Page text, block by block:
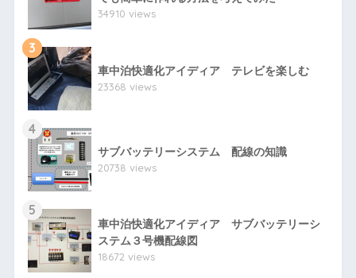
34910 views
3
車中泊快適化アイディア テレビを楽しむ
23368 views
4
サブバッテリーシステム 配線の知識
20738 views
5
車中泊快適化アイディア サブバッテリーシ
ステム３号機配線図
18672 views